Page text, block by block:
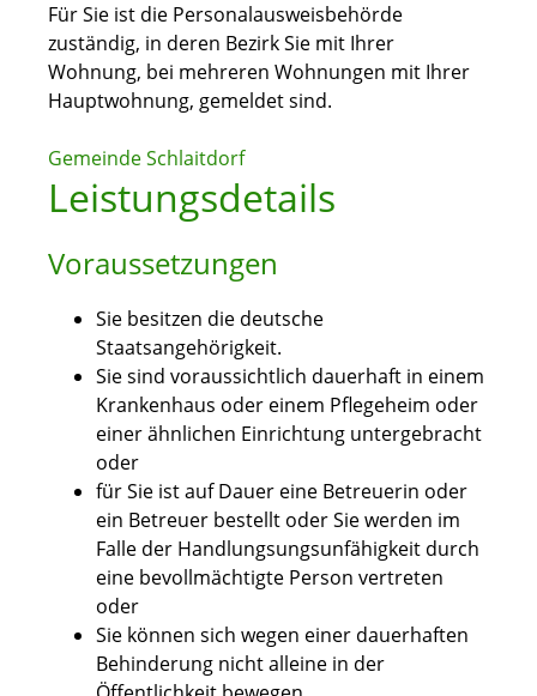
Für Sie ist die Personalausweisbehörde
zuständig, in deren Bezirk Sie mit Ihrer
Wohnung, bei mehreren Wohnungen mit Ihrer
Hauptwohnung, gemeldet sind.
Gemeinde Schlaitdorf
Leistungsdetails
Voraussetzungen
Sie besitzen die deutsche
Staatsangehörigkeit.
Sie sind voraussichtlich dauerhaft in einem
Krankenhaus oder einem Pflegeheim oder
einer ähnlichen Einrichtung untergebracht
oder
für Sie ist auf Dauer eine Betreuerin oder
ein Betreuer bestellt oder Sie werden im
Falle der Handlungsungsunfähigkeit durch
eine bevollmächtigte Person vertreten
oder
Sie können sich wegen einer dauerhaften
Behinderung nicht alleine in der